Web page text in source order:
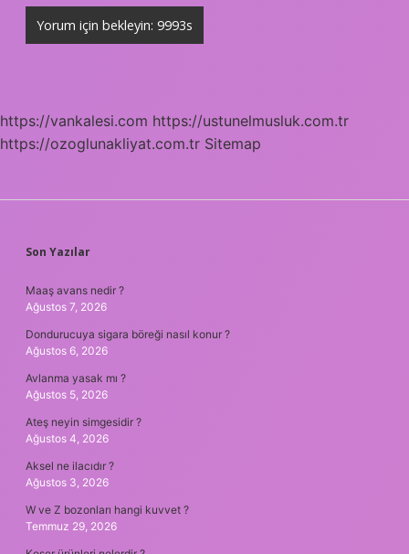
https://vankalesi.com https://ustunelmusluk.com.tr
https://ozoglunakliyat.com.tr Sitemap
SIDEBAR
Son Yazılar
Maaş avans nedir ?
Ağustos 7, 2026
Dondurucuya sigara böreği nasıl konur ?
Ağustos 6, 2026
Avlanma yasak mı ?
Ağustos 5, 2026
Ateş neyin simgesidir ?
Ağustos 4, 2026
Aksel ne ilacıdır ?
Ağustos 3, 2026
W ve Z bozonları hangi kuvvet ?
Temmuz 29, 2026